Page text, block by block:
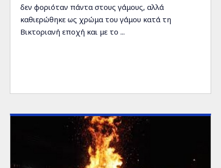
δεν φοριόταν πάντα στους γάμους, αλλά
καθιερώθηκε ως χρώμα του γάμου κατά τη
Βικτοριανή εποχή και με το ...